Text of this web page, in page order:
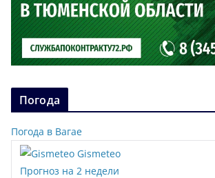
Погода
Погода в Вагае
Gismeteo
Прогноз на 2 недели